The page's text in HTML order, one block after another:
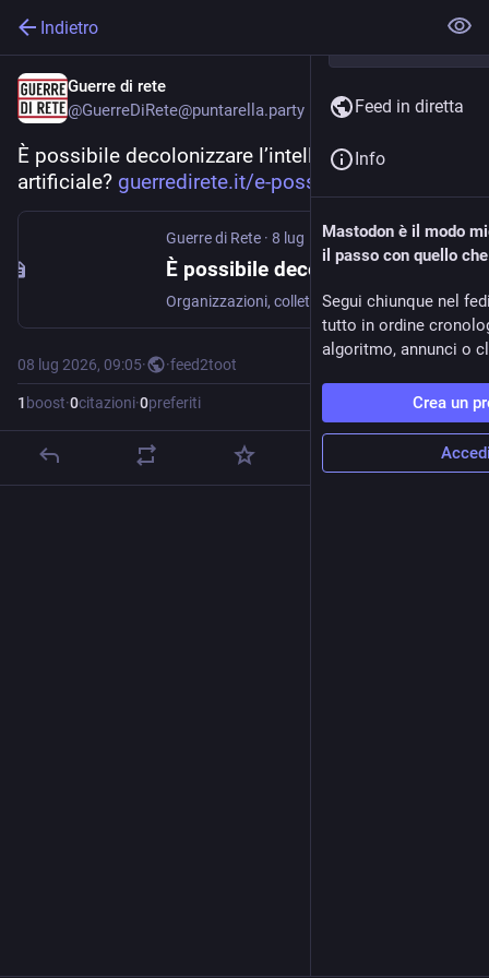
Indietro
Guerre di rete
@GuerreDiRete@puntarella.party
È possibile decolonizzare l’intelligenza
artificiale? guerredirete.it/e-possibile-de
Guerre di Rete · 8 lug
È possibile decolonizzare l’intelligenza artificiale? - Guerre di Rete
Organizzazioni, collettivi e istituzioni fuori dal mondo occidentale si interrogano su come sfruttare le potenzialità delle intelligenze artificiali generative e svincolarsi da Big Tech. Ma il valore della sfida politica si scontra con la disparità di potere.
08 lug 2026, 09:05· ·feed2toot
1 boost·0citazioni·0preferiti
Feed in diretta
Info
Mastodon è il modo
il passo con quello
Segui chiunque nel
tutto in ordine
algoritmo, annunci o
Crea un